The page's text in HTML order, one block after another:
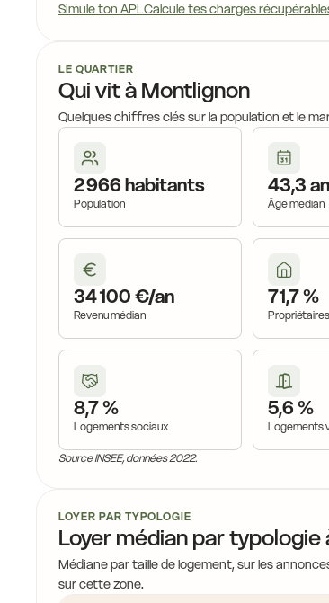
Simule ton APLCalcule tes charges
LE QUARTIER
Qui vit à Montlignon
Quelques chiffres clés sur la population et le
2 966 habitants
Population
43,3
Âge médian
34 100 €/an
Revenu médian
71,7 %
Propriétaires
8,7 %
Logements sociaux
5,6 %
Logements
Source INSEE, données 2022.
LOYER PAR TYPOLOGIE
Loyer médian par typologie
Médiane par taille de logement, sur les
sur cette zone.